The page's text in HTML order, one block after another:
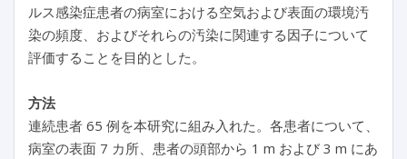
ルス感染症患者の病室における空気および表面の環境汚
染の頻度、およびそれらの汚染に関連する因子について
評価することを目的とした。
方法
連続患者 65 例を本研究に組み入れた。各患者について、
病室の表面 7 カ所、患者の頭部から 1 m および 3 m にあ